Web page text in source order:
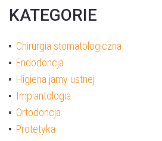
KATEGORIE
Chirurgia stomatologiczna
Endodoncja
Higiena jamy ustnej
Implantologia
Ortodoncja
Protetyka